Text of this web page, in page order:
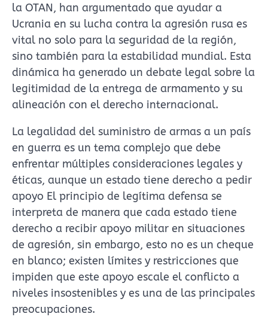
la OTAN, han argumentado que ayudar a
Ucrania en su lucha contra la agresión rusa es
vital no solo para la seguridad de la región,
sino también para la estabilidad mundial. Esta
dinámica ha generado un debate legal sobre la
legitimidad de la entrega de armamento y su
alineación con el derecho internacional.
La legalidad del suministro de armas a un país
en guerra es un tema complejo que debe
enfrentar múltiples consideraciones legales y
éticas, aunque un estado tiene derecho a pedir
apoyo El principio de legítima defensa se
interpreta de manera que cada estado tiene
derecho a recibir apoyo militar en situaciones
de agresión, sin embargo, esto no es un cheque
en blanco; existen límites y restricciones que
impiden que este apoyo escale el conflicto a
niveles insostenibles y es una de las principales
preocupaciones.